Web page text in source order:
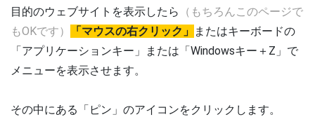
目的のウェブサイトを表示したら
（もちろんこのページで
もOKです）
「マウスの右クリック」 またはキーボードの
「アプリケーションキー」または「Windowsキー＋Z」で
メニューを表示させます。
その中にある「ピン」のアイコンをクリックします。